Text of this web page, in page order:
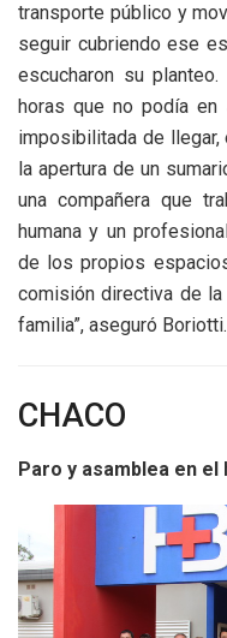
transporte público y
seguir cubriendo ese
escucharon su
horas que no podía
imposibilitada de
la apertura de un
una compañera que
humana y un
de los propios
comisión directiva de
familia”, aseguró Boriotti.
CHACO
Paro y asamblea en el